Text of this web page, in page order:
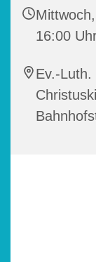
16:00
Ev.-Luth.